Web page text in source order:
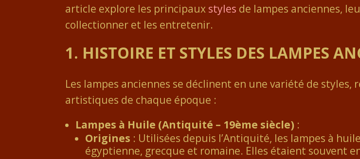
article explore les principaux styles de lampes anciennes,
collectionner et les entretenir.
1. HISTOIRE ET STYLES DES LAMPES
Les lampes anciennes se déclinent en une variété de
artistiques de chaque époque :
Lampes à Huile (Antiquité – 19ème siècle) :
Origines : Utilisées depuis l’Antiquité, les lampes à
égyptienne, grecque et romaine. Elles étaient souvent